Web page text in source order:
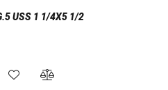
USS 1 1/4X5 1/2